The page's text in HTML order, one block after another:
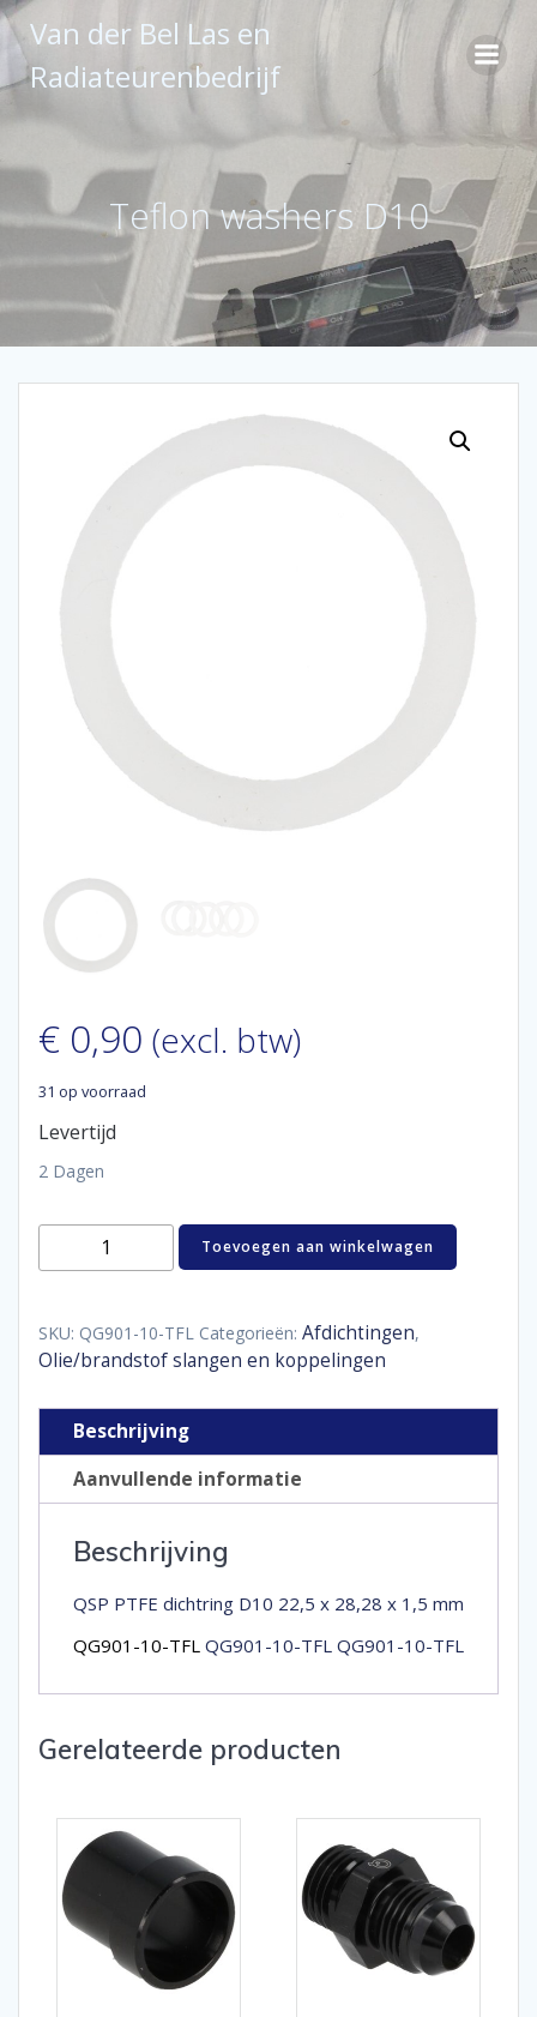
Ga
naar
inhoud
Van der Bel Las en
Radiateurenbedrijf
Teflon washers D10
€ 0,90 (excl. btw)
31 op voorraad
Levertijd
2 Dagen
Teflon
washers
Toevoegen aan winkelwagen
SKU: QG901-10-TFL Categorieën: Afdichtingen,
Olie/brandstof slangen en koppelingen
Beschrijving
Aanvullende informatie
Beschrijving
QSP PTFE dichtring D10 22,5 x 28,28 x 1,5 mm
QG901-10-TFL QG901-10-TFL QG901-10-TFL
Gerelateerde producten